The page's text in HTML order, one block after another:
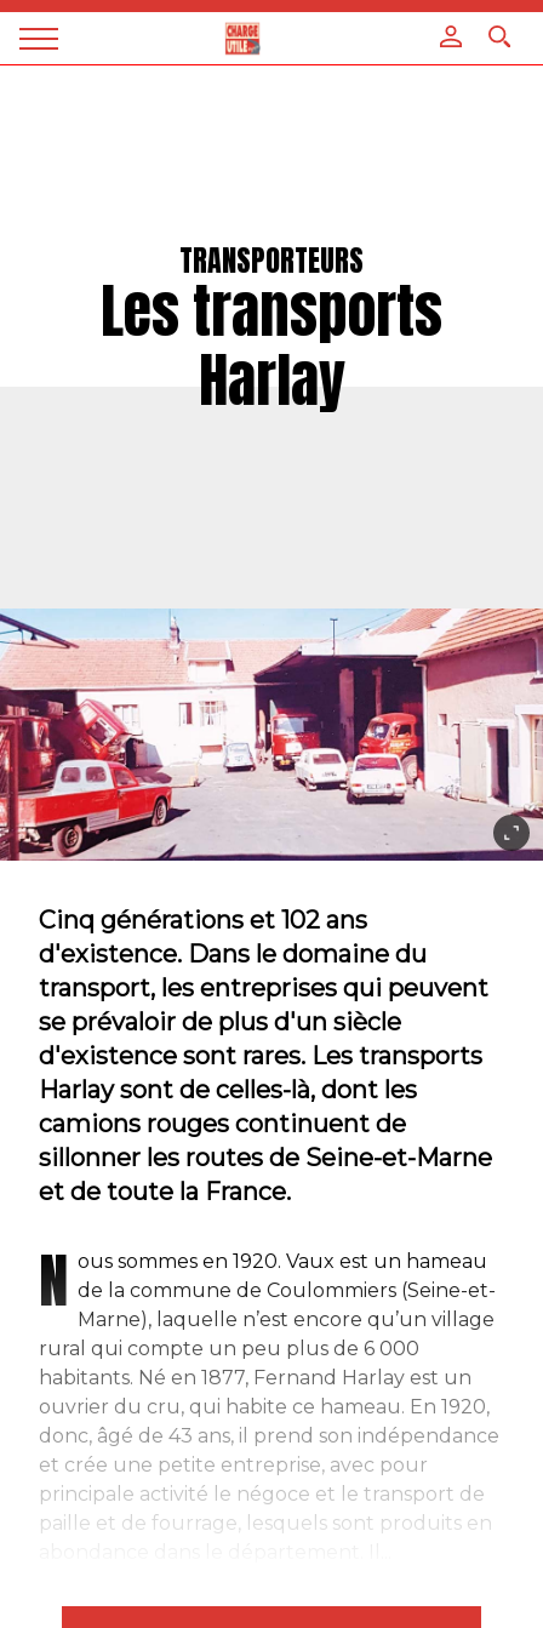
Magazine
TRANSPORTEURS
Les transports
Harlay
Cinq générations et 102 ans
d'existence. Dans le domaine du
transport, les entreprises qui peuvent
se prévaloir de plus d'un siècle
d'existence sont rares. Les transports
Harlay sont de celles-là, dont les
camions rouges continuent de
sillonner les routes de Seine-et-Marne
et de toute la France.
N ous sommes en 1920. Vaux est un hameau
de la commune de Coulommiers (Seine-et-
Marne), laquelle n’est encore qu’un village
rural qui compte un peu plus de 6 000
habitants. Né en 1877, Fernand Harlay est un
ouvrier du cru, qui habite ce hameau. En 1920,
donc, âgé de 43 ans, il prend son indépendance
et crée une petite entreprise, avec pour
principale activité le négoce et le transport de
paille et de fourrage, lesquels sont produits en
Panneau de gestion des cookies